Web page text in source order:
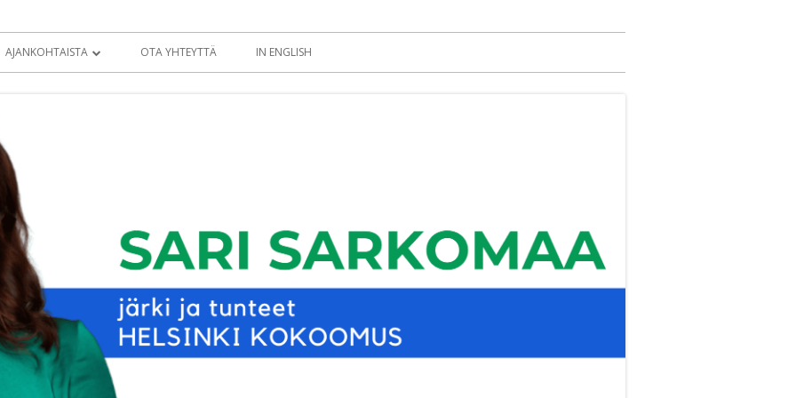
AJANKOHTAISTA
EDUSKUNTATERVEISET
EDUSKUNTA
OTA YHTEYTTÄ IN ENGLISH